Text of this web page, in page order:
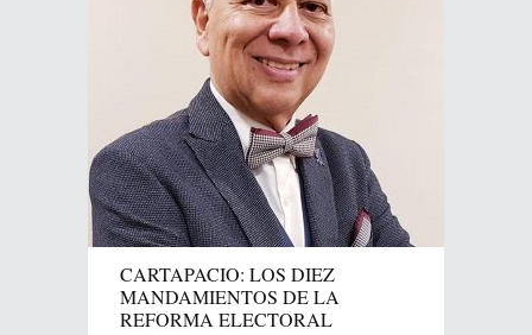
CARTAPACIO: LOS DIEZ
MANDAMIENTOS DE LA
REFORMA ELECTORAL